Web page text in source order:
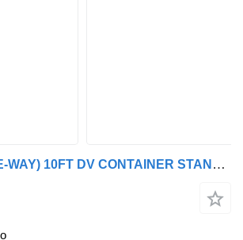
SSSC NEW (ONE-WAY) 10FT DV CONTAINER STANDARD